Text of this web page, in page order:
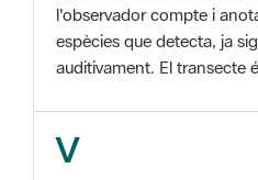
V
l'Àrea d'Espais Naturals de